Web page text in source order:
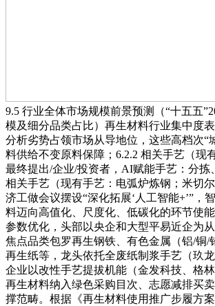
9.5 行业全体市场规模前景预测（“十五五
模及细分品类占比）再生材料行业集中度
分析劣势占领市场从导地位，这些高档次“
料供给不变原料保障；6.2.2 相关手艺（现
最终提出/企业/投资者，AI赋能手艺：分拣
相关手艺（现有手艺：电弧炉炼钢；米切
济工做会议摆设“深化拓展‘人工智能+’”，
料迈向高值化、尺度化、低碳化的环节使
参数优化，头部以央企和大型平易近企为
焦点品类包罗再生钢铁、有色金属（铝/铜/
再生纸等，龙头依托全废纸制浆手艺（玖
企业以改性手艺提拔机能（金发科技、格
再生材料纳入绿色采购目次、志愿减排买
撑范畴。根据《再生材料使用推广步履方